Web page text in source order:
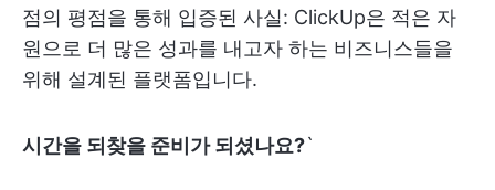
점의 평점을 통해 입증된 사실: ClickUp은 적은 자
원으로 더 많은 성과를 내고자 하는 비즈니스들을
위해 설계된 플랫폼입니다.
시간을 되찾을 준비가 되셨나요?`